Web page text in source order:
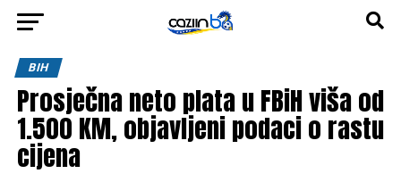
BIH
Prosječna neto plata u FBiH viša od
1.500 KM, objavljeni podaci o rastu
cijena